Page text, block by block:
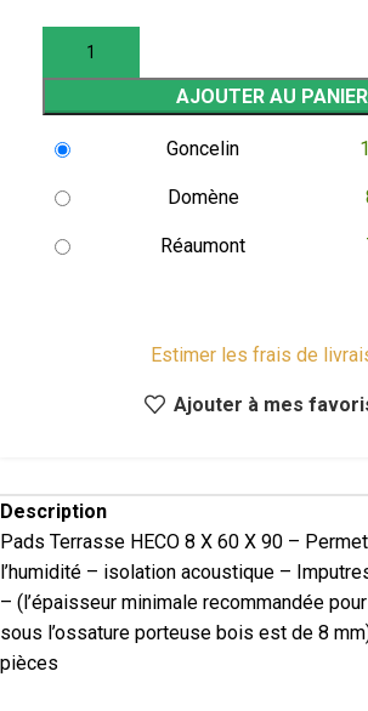
AJOUTER AU PANIER
Goncelin
Domène
Réaumont
Estimer les frais de
Ajouter à mes
Description
Pads Terrasse HECO 8 X 60 X 90 –
l’humidité – isolation acoustique –
– (l’épaisseur minimale recommandée
sous l’ossature porteuse bois est de 8
pièces